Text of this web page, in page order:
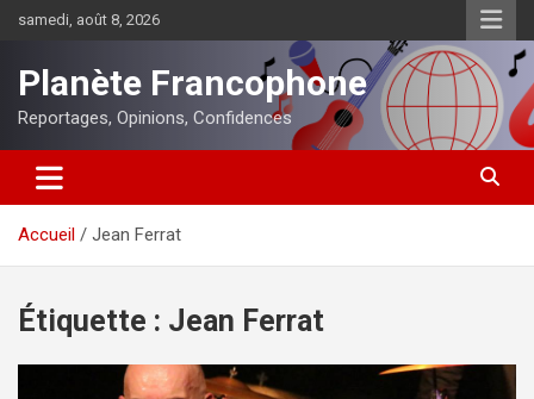
samedi, août 8, 2026
Planète Francophone
Reportages, Opinions, Confidences
Accueil Jean Ferrat
Étiquette : Jean Ferrat